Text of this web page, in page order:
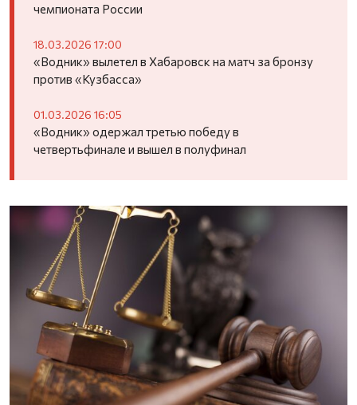
чемпионата России
18.03.2026 17:00
«Водник» вылетел в Хабаровск на матч за бронзу
против «Кузбасса»
01.03.2026 16:05
«Водник» одержал третью победу в
четвертьфинале и вышел в полуфинал